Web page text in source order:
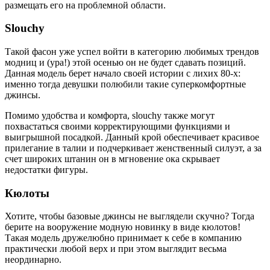
размещать его на проблемной области.
Slouchy
Такой фасон уже успел войти в категорию любимых трендов
модниц и (ура!) этой осенью он не будет сдавать позиций.
Данная модель берет начало своей истории с лихих 80-х:
именно тогда девушки полюбили такие суперкомфортные
джинсы.
Помимо удобства и комфорта, slouchy также могут
похвастаться своими корректирующими функциями и
выигрышной посадкой. Данный крой обеспечивает красивое
прилегание в талии и подчеркивает женственный силуэт, а за
счет широких штанин он в мгновение ока скрывает
недостатки фигуры.
Кюлоты
Хотите, чтобы базовые джинсы не выглядели скучно? Тогда
берите на вооружение модную новинку в виде кюлотов!
Такая модель дружелюбно принимает к себе в компанию
практически любой верх и при этом выглядит весьма
неординарно.